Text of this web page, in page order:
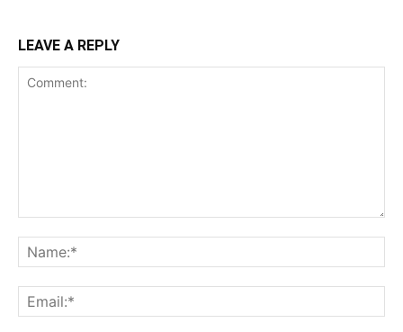
LEAVE A REPLY